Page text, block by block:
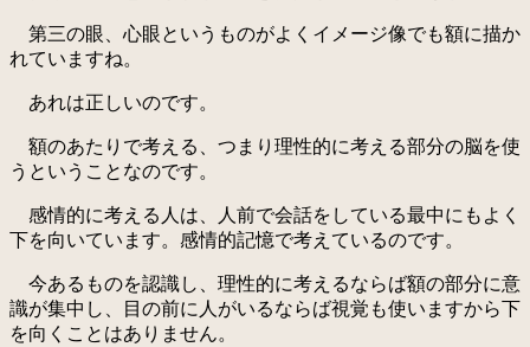
第三の眼、心眼というものがよくイメージ像でも額に描か
れていますね。
あれは正しいのです。
額のあたりで考える、つまり理性的に考える部分の脳を使
うということなのです。
感情的に考える人は、人前で会話をしている最中にもよく
下を向いています。感情的記憶で考えているのです。
今あるものを認識し、理性的に考えるならば額の部分に意
識が集中し、目の前に人がいるならば視覚も使いますから下
を向くことはありません。